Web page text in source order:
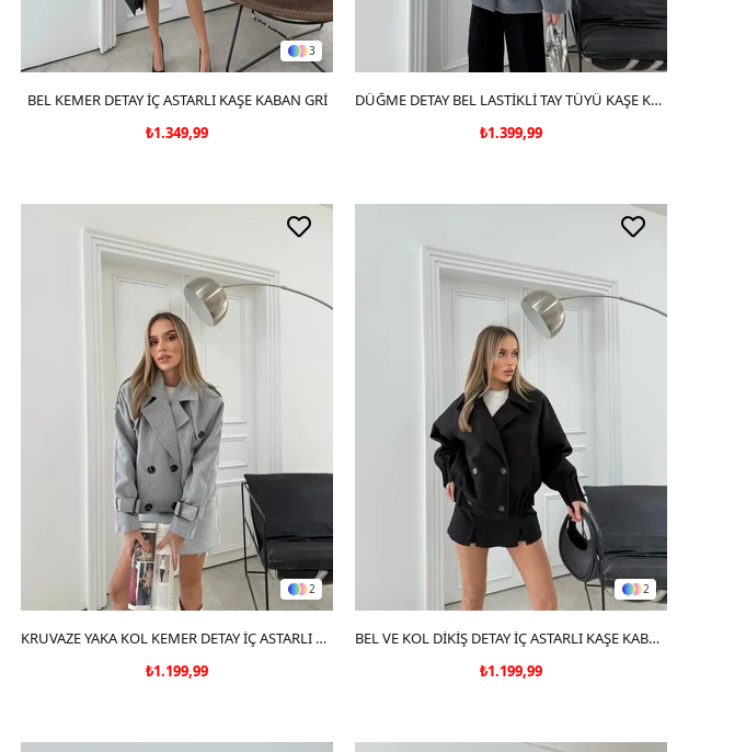
3
SEPETE EKLE
BEL KEMER DETAY İÇ ASTARLI KAŞE KABAN GRİ
₺1.349,99
SEPETE EKLE
DÜĞME DETAY BEL LASTİKLİ TAY TÜYÜ KAŞE KABAN GRİ
₺1.399,99
2
SEPETE EKLE
KRUVAZE YAKA KOL KEMER DETAY İÇ ASTARLI KAŞE KABAN GRİ 2030
₺1.199,99
2
SEPETE EKLE
BEL VE KOL DİKİŞ DETAY İÇ ASTARLI KAŞE KABAN SİYAH 2067
₺1.199,99